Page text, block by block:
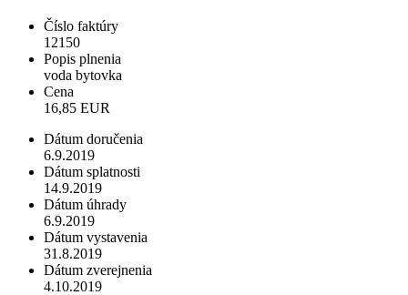
Číslo faktúry
12150
Popis plnenia
voda bytovka
Cena
16,85 EUR
Dátum doručenia
6.9.2019
Dátum splatnosti
14.9.2019
Dátum úhrady
6.9.2019
Dátum vystavenia
31.8.2019
Dátum zverejnenia
4.10.2019